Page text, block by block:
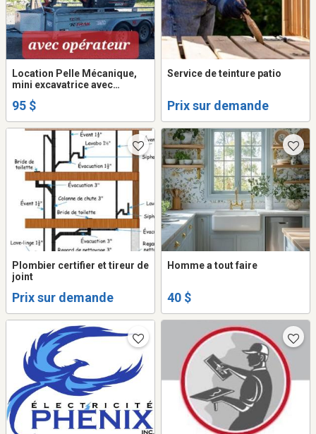
Location Pelle Mécanique,
mini excavatrice avec
95 $
Service de teinture patio
Prix sur demande
Plombier certifier et tireur de
joint
Prix sur demande
Homme a tout faire
40 $